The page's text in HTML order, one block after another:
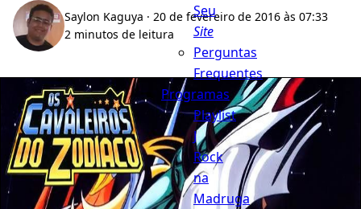
Seu
Site
Perguntas
Frequentes
Programas
Playlist
J
Rock
na
Madruga
Saylon Kaguya · 20 de fevereiro de 2016 às 07:33
2 minutos de leitura